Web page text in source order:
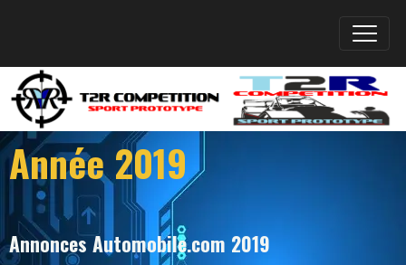
Année 2019
Annonces Automobile.com 2019